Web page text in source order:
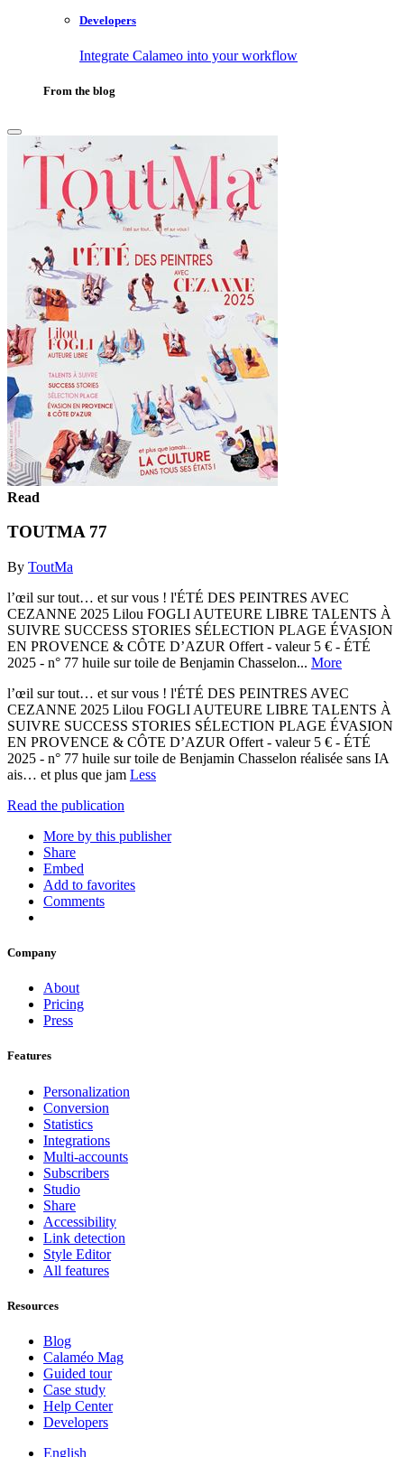
Developers
Integrate Calameo into your workflow
From the blog
Read
TOUTMA 77
By ToutMa
l’œil sur tout… et sur vous ! l'ÉTÉ DES PEINTRES AVEC
CEZANNE 2025 Lilou FOGLI AUTEURE LIBRE TALENTS À
SUIVRE SUCCESS STORIES SÉLECTION PLAGE ÉVASION
EN PROVENCE & CÔTE D’AZUR Offert - valeur 5 € - ÉTÉ
2025 - n° 77 huile sur toile de Benjamin Chasselon... More
l’œil sur tout… et sur vous ! l'ÉTÉ DES PEINTRES AVEC
CEZANNE 2025 Lilou FOGLI AUTEURE LIBRE TALENTS À
SUIVRE SUCCESS STORIES SÉLECTION PLAGE ÉVASION
EN PROVENCE & CÔTE D’AZUR Offert - valeur 5 € - ÉTÉ
2025 - n° 77 huile sur toile de Benjamin Chasselon réalisée sans IA
ais… et plus que jam Less
Read the publication
More by this publisher
Share
Embed
Add to favorites
Comments
Company
About
Pricing
Press
Features
Personalization
Conversion
Statistics
Integrations
Multi-accounts
Subscribers
Studio
Share
Accessibility
Link detection
Style Editor
All features
Resources
Blog
Calaméo Mag
Guided tour
Case study
Help Center
Developers
English